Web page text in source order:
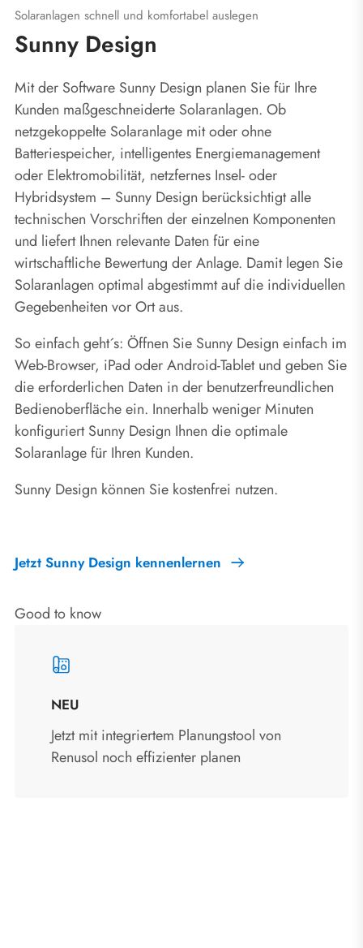
Solaranlagen schnell und komfortabel auslegen
Sunny Design
Mit der Software Sunny Design planen Sie für Ihre
Kunden maßgeschneiderte Solaranlagen. Ob
netzgekoppelte Solaranlage mit oder ohne
Batteriespeicher, intelligentes Energiemanagement
oder Elektromobilität, netzfernes Insel- oder
Hybridsystem – Sunny Design berücksichtigt alle
technischen Vorschriften der einzelnen Komponenten
und liefert Ihnen relevante Daten für eine
wirtschaftliche Bewertung der Anlage. Damit legen Sie
Solaranlagen optimal abgestimmt auf die individuellen
Gegebenheiten vor Ort aus.
So einfach geht´s: Öffnen Sie Sunny Design einfach im
Web-Browser, iPad oder Android-Tablet und geben Sie
die erforderlichen Daten in der benutzerfreundlichen
Bedienoberfläche ein. Innerhalb weniger Minuten
konfiguriert Sunny Design Ihnen die optimale
Solaranlage für Ihren Kunden.
Sunny Design können Sie kostenfrei nutzen.
Jetzt Sunny Design kennenlernen
Good to know
NEU
Jetzt mit integriertem Planungstool von
Renusol noch effizienter planen